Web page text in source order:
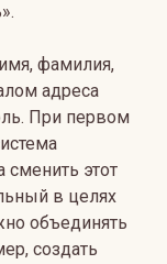
фамилия,
адреса
При первом
сменить этот
в целях
объединять
создать